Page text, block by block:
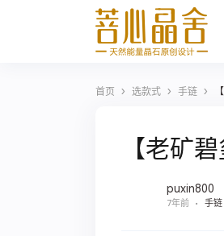
首页 › 选款式 › 手链 ›
【老矿
puxin800
7年前 手链